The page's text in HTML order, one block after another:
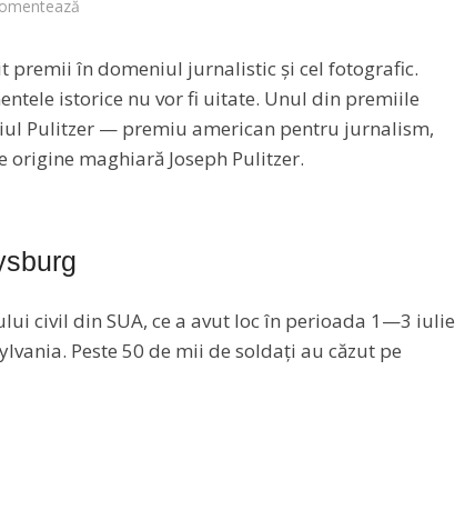
în domeniul jurnalistic și cel fotografic.
istorice nu vor fi uitate. Unul din premiile
Pulitzer — premiu american pentru jurnalism,
maghiară Joseph Pulitzer.
civil din SUA, ce a avut loc în perioada 1—3 iulie
Peste 50 de mii de soldați au căzut pe